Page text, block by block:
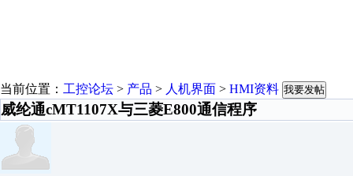
当前位置： 工控论坛 > 产品 > 人机界面 > HMI资料 我要发帖
威纶通cMT1107X与三菱E800通信程序